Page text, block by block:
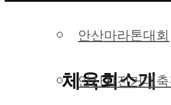
안산마라톤대회
안산자전거대축
체육회소개